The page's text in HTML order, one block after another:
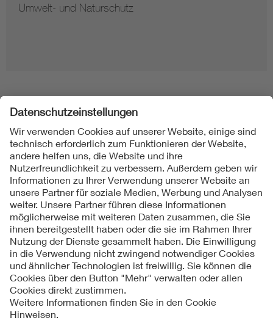
Umwelt- und Naturschutz
Folgen Sie uns
Kontakte
Service
Impressum
Datenschutzinformationen